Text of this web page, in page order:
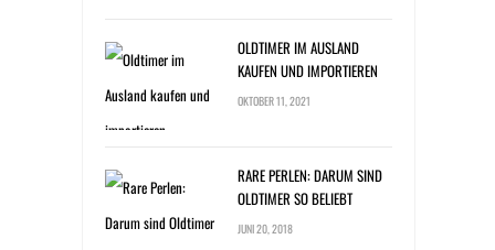
OLDTIMER IM AUSLAND
KAUFEN UND IMPORTIEREN
OKTOBER 11, 2021
RARE PERLEN: DARUM SIND
OLDTIMER SO BELIEBT
JUNI 20, 2018